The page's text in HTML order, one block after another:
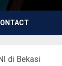
di Bekasi